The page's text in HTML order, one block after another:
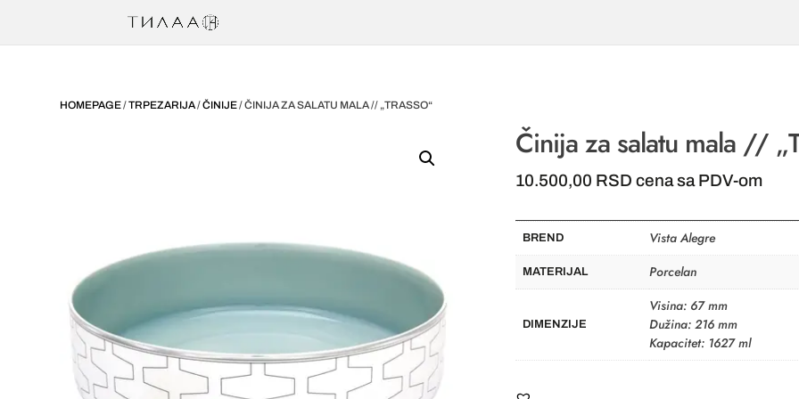
HOMEPAGE/TRPEZARIJA/ČINIJE/ ČINIJA ZA SALATU MALA // „TRASSO“
Činija za salatu mala //
10.500,00 RSD cena sa PDV-om
BREND Vista Alegre
MATERIJAL Porcelan
DIMENZIJE
Visina: 67 mm
Dužina: 216 mm
Kapacitet: 1627 ml